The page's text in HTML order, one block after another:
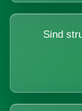
Sind